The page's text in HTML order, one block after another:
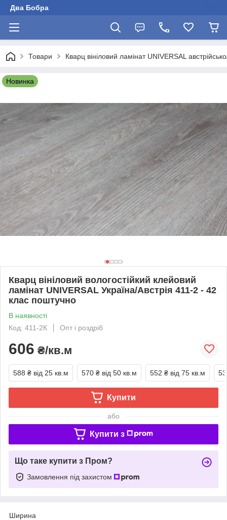
Два Бобра
Товари Кварц вініловий ламінат UNIVERSAL
Новинка
Кварц вініловий вологостійкий клейовий
ламінат UNIVERSAL Україна/Австрія 411-2 - 42
клас поштучно
В наявності
Код: 411-2К
Опт і роздріб
606 ₴/кв.м
588 ₴ від 25 кв.м 570 ₴ від 50 кв.м 552 ₴ від 75 кв.м
Купити
або
Купити з
Що таке купити з Пром?
Замовлення під захистом
Ширина